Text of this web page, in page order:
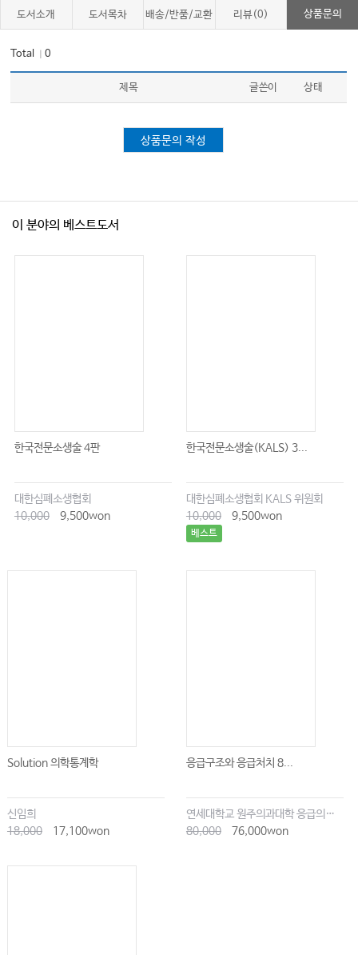
도서소개 도서목차 배송/반품/교환 리뷰(0) 상품문의
Total ｜0
제목 글쓴이 상태
상품문의 작성
이 분야의 베스트도서
한국전문소생술 4판
대한심폐소생협회
10,000
9,500won
한국전문소생술(KALS) 3...
대한심폐소생협회 KALS 위원회
10,000
9,500won
베스트
Solution 의학통계학
신임희
18,000
17,100won
응급구조와 응급처치 8...
연세대학교 원주의과대학 응급의학교실
80,000
76,000won